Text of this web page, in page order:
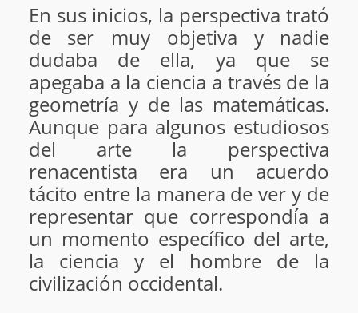
En sus inicios, la perspectiva trató
de ser muy objetiva y nadie
dudaba de ella, ya que se
apegaba a la ciencia a través de la
geometría y de las matemáticas.
Aunque para algunos estudiosos
del arte la perspectiva
renacentista era un acuerdo
tácito entre la manera de ver y de
representar que correspondía a
un momento específico del arte,
la ciencia y el hombre de la
civilización occidental.